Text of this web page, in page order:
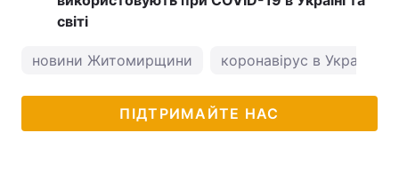
світі
новини Житомирщини коронавірус в Україні
ПІДТРИМАЙТЕ НАС